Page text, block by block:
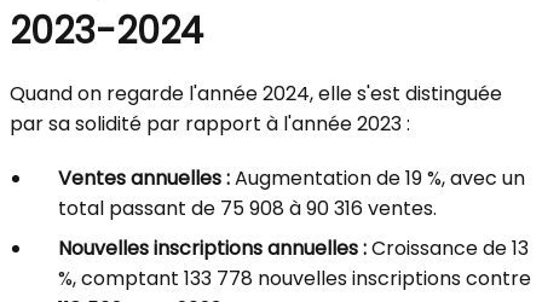
2023-2024
Quand on regarde l'année 2024, elle s'est distinguée
par sa solidité par rapport à l'année 2023 :
Ventes annuelles :Augmentation de 19 %, avec un
total passant de 75 908 à 90 316 ventes.
Nouvelles inscriptions annuelles :Croissance de 13
%, comptant 133 778 nouvelles inscriptions contre